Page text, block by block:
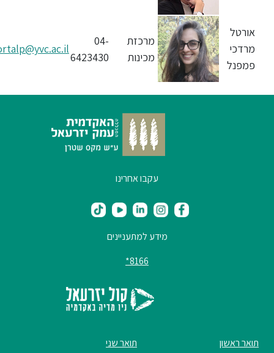
מתעניינים
סטודנטים
בוגרים
אורטל
מרדכי
פמפנל
מרכזת
מכינות
04-
6423430
ortalp@yvc.ac.il
עקבו אחרינו
מידע למתעניינים
8166*
תואר ראשון
תואר שני